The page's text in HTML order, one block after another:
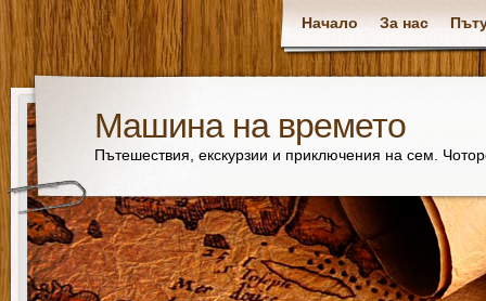
Начало За нас
Машина на времето
Пътешествия, екскурзии и приключения на сем.